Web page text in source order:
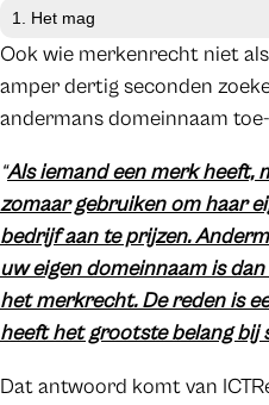
1. Het mag
Ook wie merkenrecht niet
amper dertig seconden
andermans domeinnaam
“Als iemand een merk heeft,
zomaar gebruiken om haar
bedrijf aan te prijzen.
uw eigen domeinnaam is
het merkrecht. De reden is
heeft het grootste belang bij
Dat antwoord komt van